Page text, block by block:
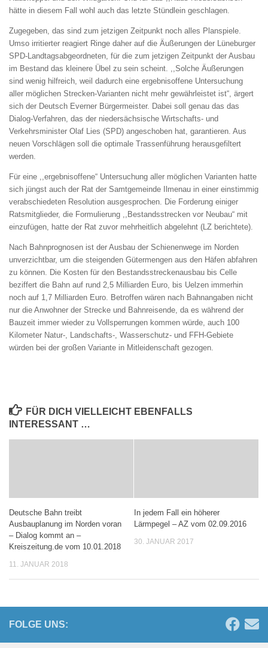
hätte in diesem Fall wohl auch das letzte Stündlein geschlagen.
Zugegeben, das sind zum jetzigen Zeitpunkt noch alles Planspiele.
Umso irritierter reagiert Ringe daher auf die Äußerungen der Lüneburger
SPD-Landtagsabgeordneten, für die zum jetzigen Zeitpunkt der Ausbau
im Bestand das kleinere Übel zu sein scheint. ,,Solche Äußerungen
sind wenig hilfreich, weil dadurch eine ergebnisoffene Untersuchung
aller möglichen Strecken-Varianten nicht mehr gewährleistet ist“, ärgert
sich der Deutsch Everner Bürgermeister. Dabei soll genau das das
Dialog-Verfahren, das der niedersächsische Wirtschafts- und
Verkehrsminister Olaf Lies (SPD) angeschoben hat, garantieren. Aus
neuen Vorschlägen soll die optimale Trassenführung herausgefiltert
werden.
Für eine ,,ergebnisoffene“ Untersuchung aller möglichen Varianten hatte
sich jüngst auch der Rat der Samtgemeinde Ilmenau in einer einstimmig
verabschiedeten Resolution ausgesprochen. Die Forderung einiger
Ratsmitglieder, die Formulierung ,,Bestandsstrecken vor Neubau“ mit
einzufügen, hatte der Rat zuvor mehrheitlich abgelehnt (LZ berichtete).
Nach Bahnprognosen ist der Ausbau der Schienenwege im Norden
unverzichtbar, um die steigenden Gütermengen aus den Häfen abfahren
zu können. Die Kosten für den Bestandsstreckenausbau bis Celle
beziffert die Bahn auf rund 2,5 Milliarden Euro, bis Uelzen immerhin
noch auf 1,7 Milliarden Euro. Betroffen wären nach Bahnangaben nicht
nur die Anwohner der Strecke und Bahnreisende, da es während der
Bauzeit immer wieder zu Vollsperrungen kommen würde, auch 100
Kilometer Natur-, Landschafts-, Wasserschutz- und FFH-Gebiete
würden bei der großen Variante in Mitleidenschaft gezogen.
FÜR DICH VIELLEICHT EBENFALLS
INTERESSANT …
Deutsche Bahn treibt
Ausbauplanung im Norden voran
– Dialog kommt an –
Kreiszeitung.de vom 10.01.2018
11. JANUAR 2018
In jedem Fall ein höherer
Lärmpegel – AZ vom 02.09.2016
30. JANUAR 2017
FOLGE UNS: